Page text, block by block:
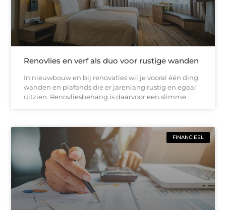
Renovlies en verf als duo voor rustige wanden
In nieuwbouw en bij renovaties wil je vooral één ding:
wanden en plafonds die er jarenlang rustig en egaal
uitzien. Renovliesbehang is daarvoor een slimme
FINANCIEEL